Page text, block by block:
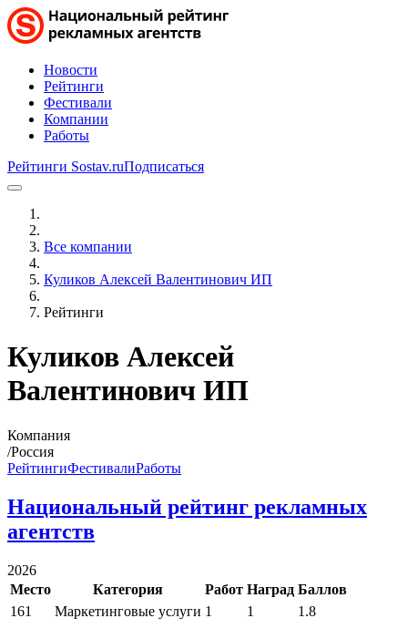
Новости
Рейтинги
Фестивали
Компании
Работы
Рейтинги Sostav.ruПодписаться
Все компании
Куликов Алексей Валентинович ИП
Рейтинги
Куликов Алексей
Валентинович ИП
Компания
/Россия
РейтингиФестивалиРаботы
Национальный рейтинг рекламных
агентств
2026
Место
Категория Работ Наград Баллов
161
Маркетинговые услуги 1 1 1.8